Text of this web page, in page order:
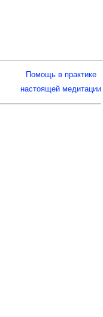
Помощь в практике
настоящей медитации